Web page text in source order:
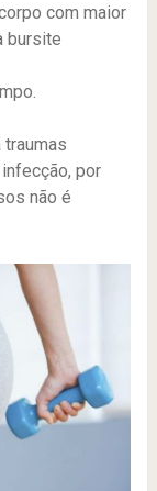
com maior
bursite
por
não é